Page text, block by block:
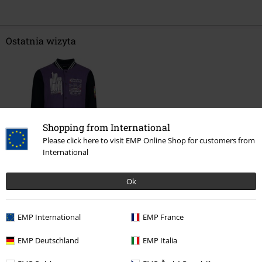
Shopping from International
Please click here to visit EMP Online Shop for customers from
International
Ok
EMP International EMP France
EMP Deutschland EMP Italia
Ostatnia wizyta
od329.90 zł
Więcej kategorii. Więcej możliwości.
Odzież & akcesoria
Odzież Kurtki